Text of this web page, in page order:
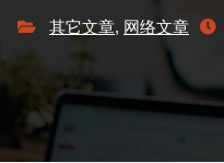
其它文章, 网络文章